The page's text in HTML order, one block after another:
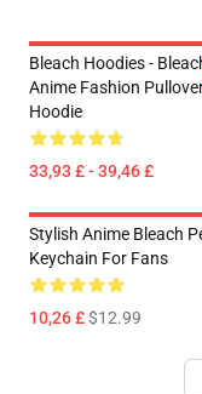
Bleach Hoodies -
Anime Fashion
Hoodie
33,93 £ - 39,46 £
Stylish Anime Bleach
Keychain For Fans
10,26 £$12.99